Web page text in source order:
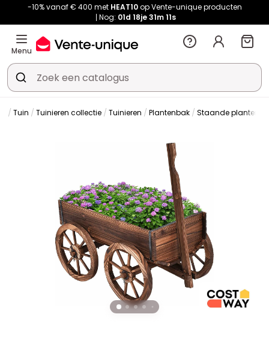
-10% vanaf € 400 met HEAT10op Vente-unique producten
Nog: 01d 18je 31m 11s
Menu
Tuin Tuinieren collectie Tuinieren Plantenbak Staande